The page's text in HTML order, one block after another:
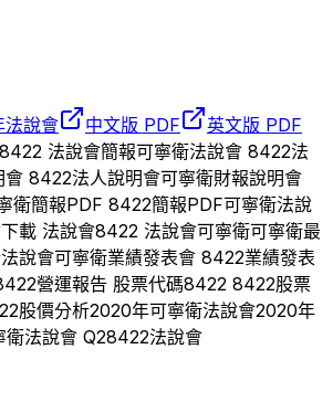
法說會 中文版 PDF
英文版 PDF
8422 法說會簡報可寧衛法說會 8422法
會 8422法人說明會可寧衛財報說明會
衛簡報PDF 8422簡報PDF可寧衛法說
載 法說會8422 法說會可寧衛可寧衛最
說會可寧衛業績發表會 8422業績發表
營運報告 股票代碼8422 8422股票
股價分析2020年可寧衛法說會2020年
衛法說會 Q28422法說會